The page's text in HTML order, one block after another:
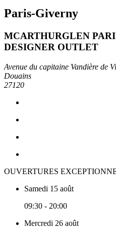
Paris-Giverny
MCARTHURGLEN
DESIGNER OUTLET
Avenue du capitaine Vandière de
Douains
27120
OUVERTURES
Samedi 15 août
09:30 - 20:00
Mercredi 26 août